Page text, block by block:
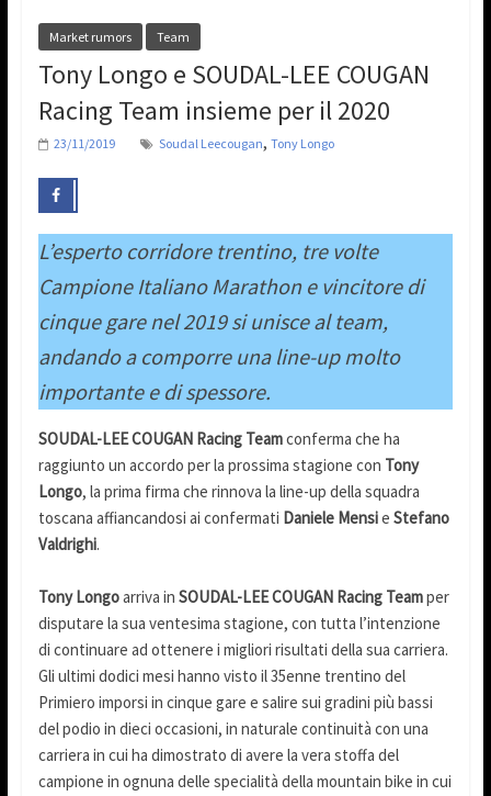
Market rumors Team
Tony Longo e SOUDAL-LEE COUGAN
Racing Team insieme per il 2020
23/11/2019 Soudal Leecougan, Tony Longo
L’esperto corridore trentino, tre volte
Campione Italiano Marathon e vincitore di
cinque gare nel 2019 si unisce al team,
andando a comporre una line-up molto
importante e di spessore.
SOUDAL-LEE COUGAN Racing Teamconferma che ha
raggiunto un accordo per la prossima stagione con Tony
Longo, la prima firma che rinnova la line-up della squadra
toscana affiancandosi ai confermati Daniele Mensie Stefano
Valdrighi.
Tony Longoarriva in SOUDAL-LEE COUGAN Racing Teamper
disputare la sua ventesima stagione, con tutta l’intenzione
di continuare ad ottenere i migliori risultati della sua carriera.
Gli ultimi dodici mesi hanno visto il 35enne trentino del
Primiero imporsi in cinque gare e salire sui gradini più bassi
del podio in dieci occasioni, in naturale continuità con una
carriera in cui ha dimostrato di avere la vera stoffa del
campione in ognuna delle specialità della mountain bike in cui